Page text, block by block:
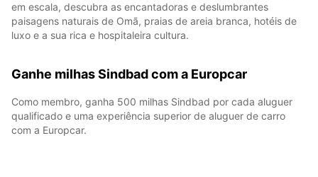
em escala, descubra as encantadoras e deslumbrantes
paisagens naturais de Omã, praias de areia branca, hotéis de
luxo e a sua rica e hospitaleira cultura.
Ganhe milhas Sindbad com a Europcar
Como membro, ganha 500 milhas Sindbad por cada aluguer
qualificado e uma experiência superior de aluguer de carro
com a Europcar.